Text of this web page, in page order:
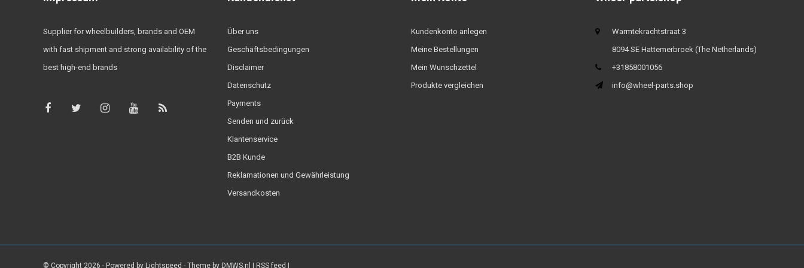
Supplier for wheelbuilders, brands and OEM
with fast shipment and strong availability of the
best high-end brands
Über uns
Geschäftsbedingungen
Disclaimer
Datenschutz
Payments
Senden und zurück
Klantenservice
B2B Kunde
Reklamationen und Gewährleistung
Versandkosten
Kundenkonto anlegen
Meine Bestellungen
Mein Wunschzettel
Produkte vergleichen
Warmtekrachtstraat 3
8094 SE Hattemerbroek (The Netherlands)
+31858001056
info@wheel-parts.shop
© Copyright 2026 - Powered by Lightspeed - Theme by DMWS.nl | RSS feed |